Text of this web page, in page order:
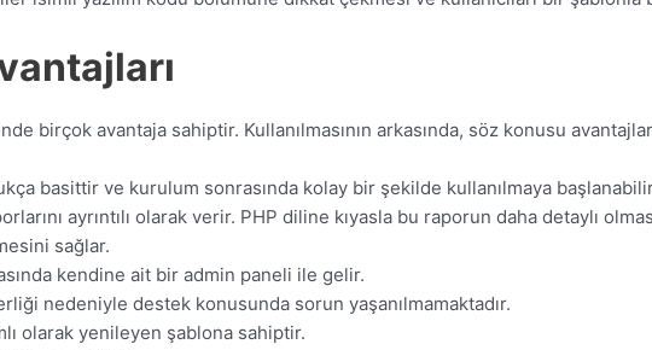
birçok avantaja sahiptir. Kullanılmasının arkasında, söz konusu
basittir ve kurulum sonrasında kolay bir şekilde kullanılmaya
ayrıntılı olarak verir. PHP diline kıyasla bu raporun daha detaylı
sağlar.
kendine ait bir admin paneli ile gelir.
nedeniyle destek konusunda sorun yaşanılmamaktadır.
olarak yenileyen şablona sahiptir.